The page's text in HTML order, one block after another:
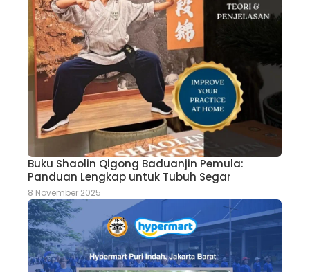
Buku Shaolin Qigong Baduanjin Pemula:
Panduan Lengkap untuk Tubuh Segar
8 November 2025